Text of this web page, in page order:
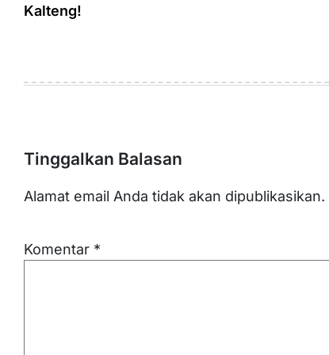
Kalteng!
Tinggalkan Balasan
Alamat email Anda tidak akan dipublikasikan.
Komentar *